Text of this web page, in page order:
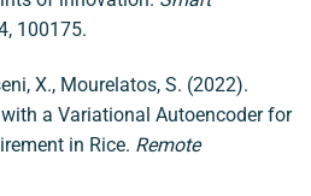
100175.
X., Mourelatos, S. (2022).
a Variational Autoencoder for
in Rice. Remote